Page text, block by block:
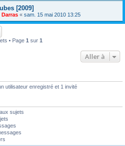
[2009]
« sam. 15 mai 2010 13:25
• Page 1 sur 1
Aller à
utilisateur enregistré et 1 invité
sujets